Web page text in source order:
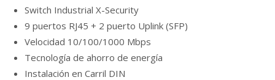
Switch Industrial X-Security
9 puertos RJ45 + 2 puerto Uplink (SFP)
Velocidad 10/100/1000 Mbps
Tecnología de ahorro de energía
Instalación en Carril DIN